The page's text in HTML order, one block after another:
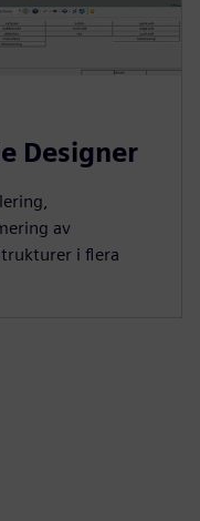
Designer
av
i flera